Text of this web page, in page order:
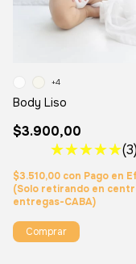
Body Liso
$3.900,00
(3)
$3.510,00 con Pago en
(Solo retirando en
entregas-CABA)
+4
Comprar